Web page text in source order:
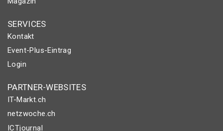
SERVICES
Kontakt
Event-Plus-Eintrag
Login
PARTNER-WEBSITES
IT-Markt.ch
netzwoche.ch
ICTjournal